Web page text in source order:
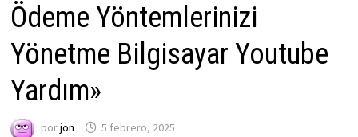
Ödeme Yöntemlerinizi
Yönetme Bilgisayar Youtube
Yardım»
porjon 5 febrero, 2025